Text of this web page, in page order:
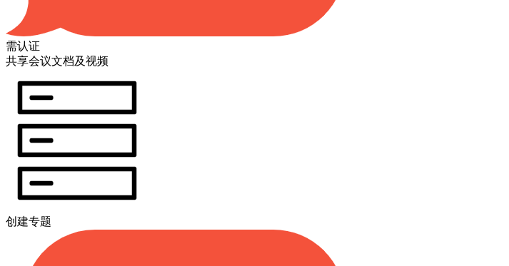
需认证
共享会议文档及视频
创建专题